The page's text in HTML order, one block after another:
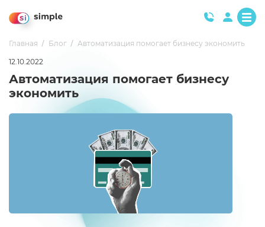
Главная Блог Автоматизация помогает бизнесу экономить
12.10.2022
Автоматизация помогает бизнесу
экономить